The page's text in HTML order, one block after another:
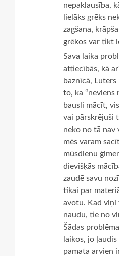
nepaklausība,
lielāks grēks
zagšana,
grēkos var tikt
Sava laika
attiecībās, kā
baznīcā,
to, ka “neviens
bausli mācīt,
vai pārskrējuši
neko no tā nav
mēs varam
mūsdienu
dievišķās
zaudē savu
tikai par
avotu. Kad viņi
naudu, tie no
Šādas
laikos, jo
pamata arvien